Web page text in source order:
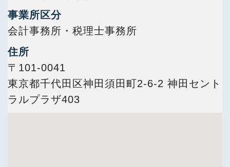
お問い合わせ
今すぐ会員登録
事業所区分
会計事務所・税理士事務所
住所
〒101-0041
東京都千代田区神田須田町2-6-2 神田セント
ラルプラザ403